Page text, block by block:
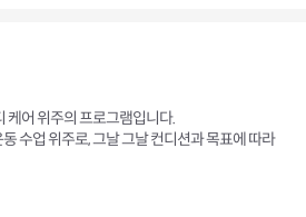
케어 위주의 프로그램입니다.
수업 위주로, 그날 그날 컨디션과 목표에 따라